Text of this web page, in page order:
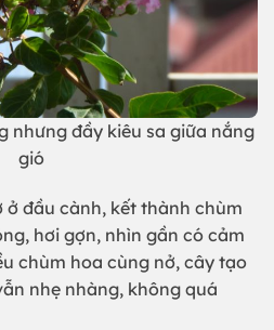
nhưng đầy kiêu sa giữa nắng
gió
đầu cành, kết thành chùm
hơi gợn, nhìn gần có cảm
chùm hoa cùng nở, cây tạo
nhẹ nhàng, không quá